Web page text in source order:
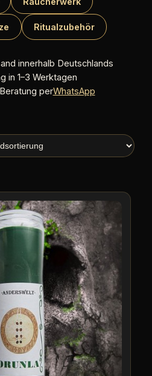
Ritualzubehör
innerhalb Deutschlands
in 1–3 Werktagen
perWhatsApp